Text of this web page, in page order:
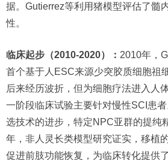
据。Gutierrez等利用猪模型评估了髓
性。
临床起步（2010-2020）： 2010年，
首个基于人ESC来源少突胶质细胞祖
后来经历波折，但为细胞疗法进入人
一阶段临床试验主要针对慢性SCI患
选技术的进步，特定NPC亚群的提纯
年，非人灵长类模型研究证实，移植
促进前肢功能恢复，为临床转化提供